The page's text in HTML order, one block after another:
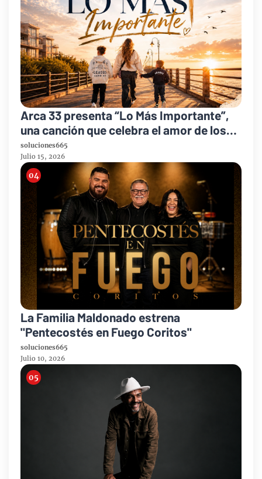
Arca 33 presenta “Lo Más Importante”,
una canción que celebra el amor de los
padres y el legado de la fe
soluciones665
Julio 15, 2026
La Familia Maldonado estrena
"Pentecostés en Fuego Coritos"
soluciones665
Julio 10, 2026